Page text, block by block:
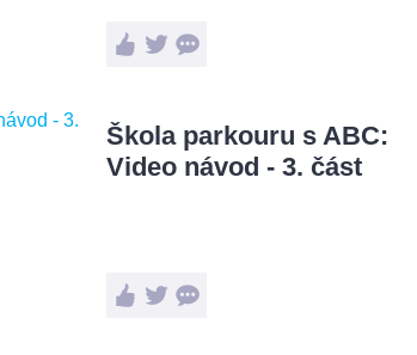
Škola parkouru s ABC:
Video návod - 3. část